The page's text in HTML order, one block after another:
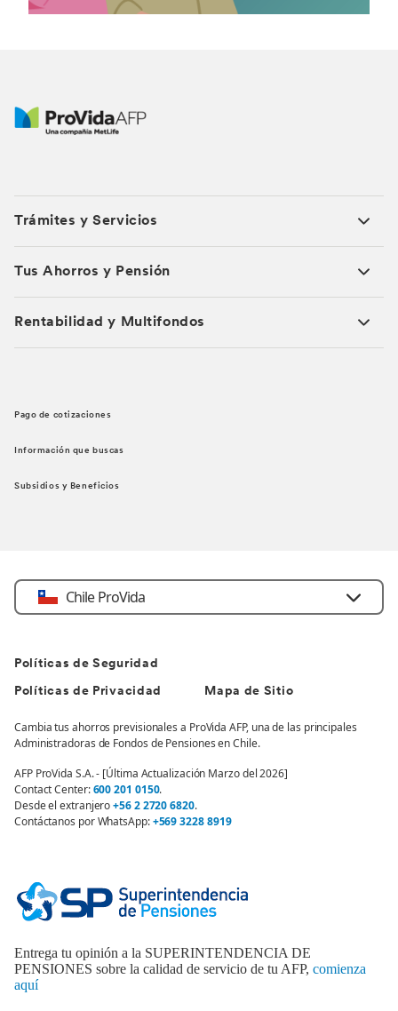
Trámites y Servicios
Tus Ahorros y Pensión
Rentabilidad y Multifondos
Pago de cotizaciones
Información que buscas
Subsidios y Beneficios
Chile ProVida
Políticas de Seguridad
Políticas de Privacidad Mapa de Sitio
Cambia tus ahorros previsionales a ProVida AFP, una de las principales
Administradoras de Fondos de Pensiones en Chile.
AFP ProVida S.A. - [Última Actualización Marzo del 2026]
Contact Center:600 201 0150.
Desde el extranjero+56 2 2720 6820.
Contáctanos por WhatsApp:+569 3228 8919
Entrega tu opinión a la SUPERINTENDENCIA DE
PENSIONES sobre la calidad de servicio de tu AFP, comienza
aquí